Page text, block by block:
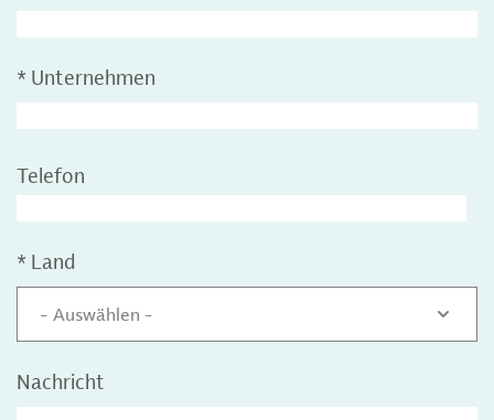
* Unternehmen
Telefon
* Land
- Auswählen -
Nachricht